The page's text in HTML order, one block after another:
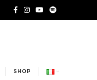
SHOP